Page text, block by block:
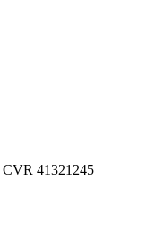
CVR 41321245